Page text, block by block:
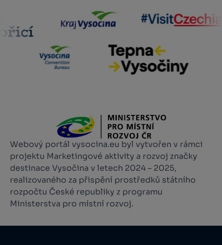
Webový portál vysocina.eu byl vytvořen v rámci
projektu Marketingové aktivity a rozvoj značky
destinace Vysočina v letech 2024 – 2025,
realizovaného za přispění prostředků státního
rozpočtu České republiky z programu
Ministerstva pro místní rozvoj.